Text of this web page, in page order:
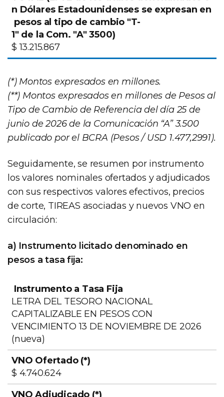
$ 13.215.867
(*) Montos expresados en millones.
(**) Montos expresados en millones de Pesos al
Tipo de Cambio de Referencia del día 25 de
junio de 2026 de la Comunicación “A” 3.500
publicado por el BCRA (Pesos / USD 1.477,2991).
Seguidamente, se resumen por instrumento
los valores nominales ofertados y adjudicados
con sus respectivos valores efectivos, precios
de corte, TIREAS asociadas y nuevos VNO en
circulación:
a) Instrumento licitado denominado en
pesos a tasa fija:
Instrumento
a Tasa Fija
VNO
Ofertado
VNO
LETRA DEL TESORO NACIONAL
CAPITALIZABLE EN PESOS CON
VENCIMIENTO 13 DE NOVIEMBRE DE 2026
(nueva)
$ 4.740.624